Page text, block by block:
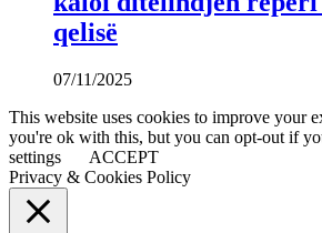
qelisë
07/11/2025
This website uses cookies to improve your
you're ok with this, but you can opt-out if
settings
ACCEPT
Privacy & Cookies Policy